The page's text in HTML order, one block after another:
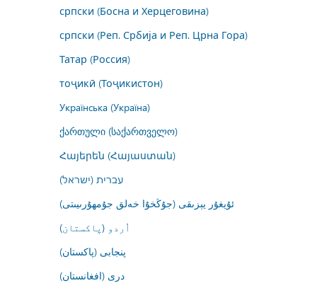
српски (Босна и Херцеговина)
српски (Реп. Србија и Реп. Црна Гора)
Татар (Россия)
тоҷикӣ (Тоҷикистон)
Українська (Україна)
ქართული (საქართველო)
Հայերեն (Հայաստան)
עברית (ישראל)
ئۇيغۇر يېزىقى (جۇڭخۇا خەلق جۇمھۇرىيىتى)
اُردو (پاکستان)
پنجابی (پاکستان)
درى (افغانستان)